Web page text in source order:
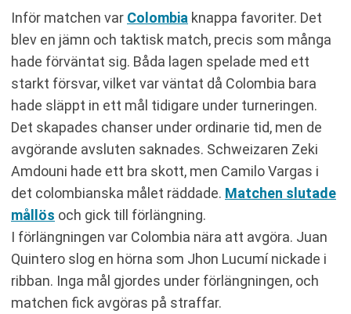
Inför matchen var Colombia knappa favoriter. Det
blev en jämn och taktisk match, precis som många
hade förväntat sig. Båda lagen spelade med ett
starkt försvar, vilket var väntat då Colombia bara
hade släppt in ett mål tidigare under turneringen.
Det skapades chanser under ordinarie tid, men de
avgörande avsluten saknades. Schweizaren Zeki
Amdouni hade ett bra skott, men Camilo Vargas i
det colombianska målet räddade. Matchen slutade
mållös och gick till förlängning.
I förlängningen var Colombia nära att avgöra. Juan
Quintero slog en hörna som Jhon Lucumí nickade i
ribban. Inga mål gjordes under förlängningen, och
matchen fick avgöras på straffar.